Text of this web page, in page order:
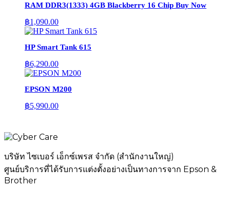
฿1,838.00.฿1,750.00.
RAM DDR3(1333) 4GB Blackberry 16 Chip Buy Now
฿1,090.00
HP Smart Tank 615
฿6,290.00
EPSON M200
฿5,990.00
บริษัท ไซเบอร์ เอ็กซ์เพรส จำกัด (สำนักงานใหญ่)
ศูนย์บริการที่ได้รับการแต่งตั้งอย่างเป็นทางการจาก Epson &
Brother